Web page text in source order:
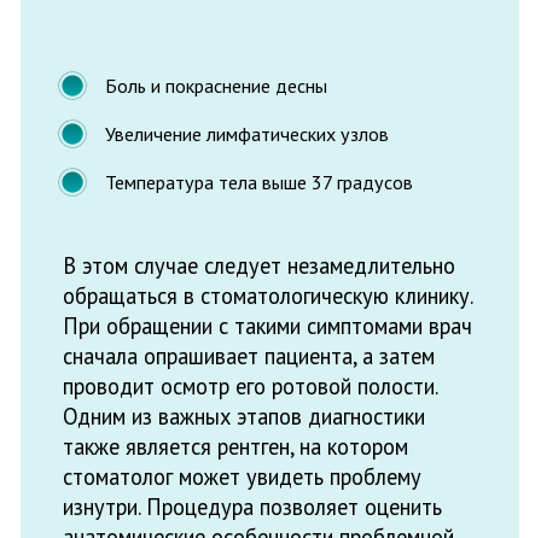
изнутри. Процедура позволяет оценить
анатомические особенности проблемной
области
Когда необходимо
удаление зубов
мудрости?
Удалить третий моляр рекомендуется в
следующих случаях: